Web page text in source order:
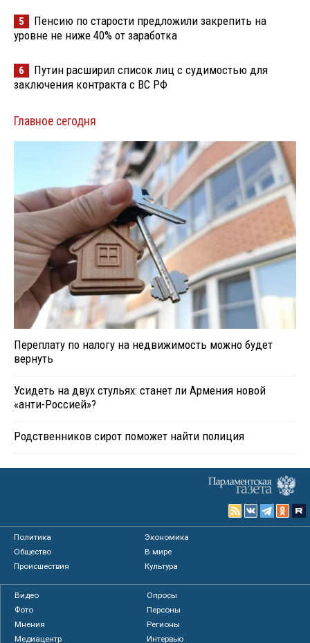
5
Пенсию по старости предложили закрепить на
уровне не ниже 40% от заработка
6
Путин расширил список лиц с судимостью для
заключения контракта с ВС РФ
Главное сегодня
Переплату по налогу на недвижимость можно будет
вернуть
Усидеть на двух стульях: станет ли Армения новой
«анти-Россией»?
Родственников сирот поможет найти полиция
Политика
Экономика
Общество
В мире
Происшествия
Культура
Видео
Опросы
Фото
Персоны
Мнения
Регионы
Медиацентр
Интервью